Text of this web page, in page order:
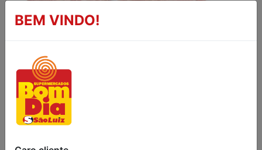
BISTECA SUÍNA DA
BEM VINDO!